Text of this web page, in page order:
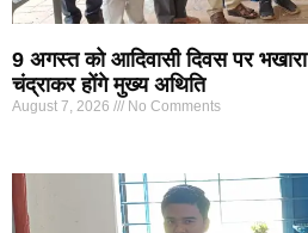
9 अगस्त को आदिवासी दिवस पर
चंद्राकर होंगे मुख्य अथिति
August 7, 2026 No Comments